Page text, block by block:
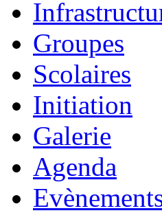
Groupes
Scolaires
Initiation
Galerie
Agenda